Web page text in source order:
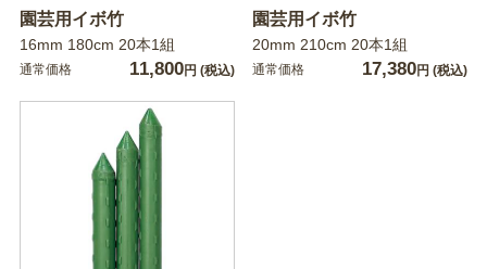
園芸用イボ竹
16mm 180cm 20本1組
通常価格 11,800円 (税込)
園芸用イボ竹
20mm 210cm 20本1組
通常価格 17,380円 (税込)